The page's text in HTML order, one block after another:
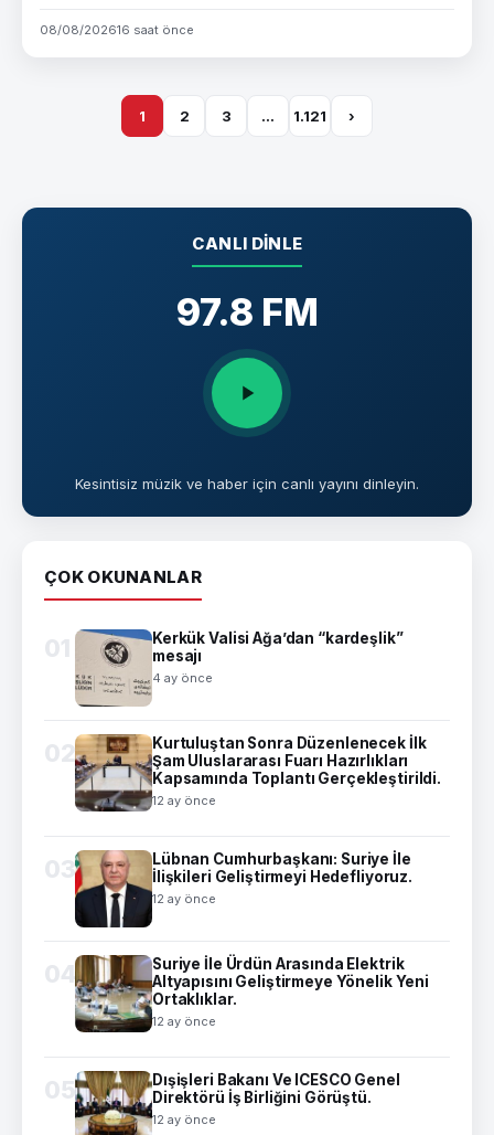
08/08/202616 saat önce
1 2 3 … 1.121 ›
CANLI DINLE
97.8 FM
Kesintisiz müzik ve haber için canlı yayını dinleyin.
ÇOK OKUNANLAR
01
Kerkük Valisi Ağa’dan “kardeşlik”
mesajı
4 ay önce
02
Kurtuluştan Sonra Düzenlenecek İlk
Şam Uluslararası Fuarı Hazırlıkları
Kapsamında Toplantı Gerçekleştirildi.
12 ay önce
03
Lübnan Cumhurbaşkanı: Suriye İle
İlişkileri Geliştirmeyi Hedefliyoruz.
12 ay önce
04
Suriye İle Ürdün Arasında Elektrik
Altyapısını Geliştirmeye Yönelik Yeni
Ortaklıklar.
12 ay önce
05
Dışişleri Bakanı Ve ICESCO Genel
Direktörü İş Birliğini Görüştü.
12 ay önce